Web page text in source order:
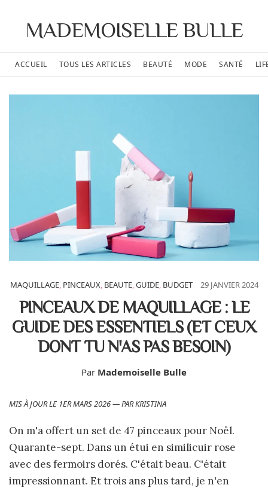
MADEMOISELLE BULLE
ACCUEIL TOUS LES ARTICLES BEAUTÉ MODE SANTÉ
MAQUILLAGE, PINCEAUX, BEAUTE,GUIDE, BUDGET 29 JANVIER 2024
PINCEAUX DE MAQUILLAGE : LE
GUIDE DES ESSENTIELS (ET CEUX
DONT TU N'AS PAS BESOIN)
Par Mademoiselle Bulle
MIS À JOUR LE 1ER MARS 2026 — PAR KRISTINA
On m'a offert un set de 47 pinceaux pour Noël.
Quarante-sept. Dans un étui en similicuir rose
avec des fermoirs dorés. C'était beau. C'était
impressionnant. Et trois ans plus tard, je n'en